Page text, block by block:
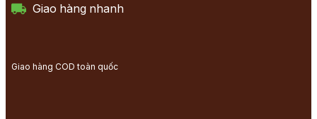
Giao hàng nhanh
Giao hàng COD toàn quốc